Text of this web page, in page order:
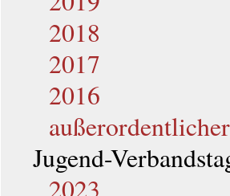
2018
2017
2016
Jugend-
2023